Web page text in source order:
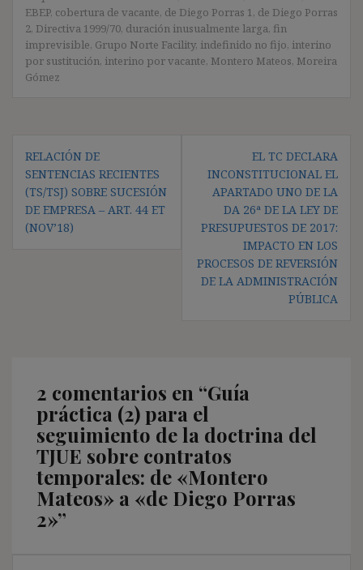
EBEP, cobertura de vacante, de Diego Porras 1 , de Diego Porras
2, Directiva 1999/70, duración inusualmente larga, fin
imprevisible, Grupo Norte Facility, indefinido no fijo, interino
por sustitución, interino por vacante, Montero Mateos, Moreira
Gómez
Navegación
de
entradas
RELACIÓN DE
SENTENCIAS RECIENTES
(TS/TSJ) SOBRE SUCESIÓN
DE EMPRESA – ART. 44 ET
(NOV’18)
EL TC DECLARA
INCONSTITUCIONAL EL
APARTADO UNO DE LA
DA 26ª DE LA LEY DE
PRESUPUESTOS DE 2017:
IMPACTO EN LOS
PROCESOS DE REVERSIÓN
DE LA ADMINISTRACIÓN
PÚBLICA
2 comentarios en “Guía
práctica (2) para el
seguimiento de la doctrina del
TJUE sobre contratos
temporales: de «Montero
Mateos» a «de Diego Porras
2»”